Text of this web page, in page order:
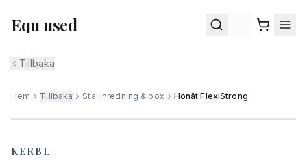
Equ used
Tillbaka
Hem Tillbaka Stallinredning & box Hönät FlexiStrong
KERBL
Equ used-assistenten
om frakt, retur, betalning, sortimentet eller hur
hjälpa dig?